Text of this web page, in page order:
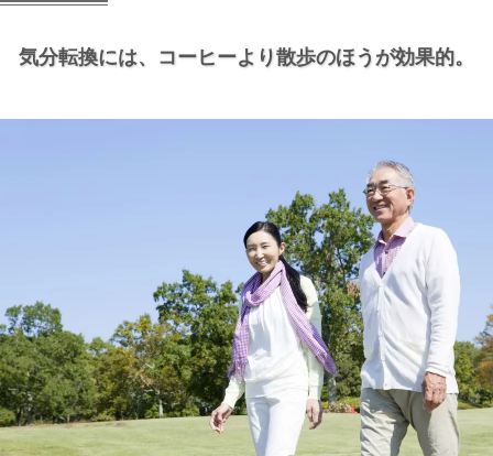
気分転換には、 コーヒーより散歩のほうが効果的。